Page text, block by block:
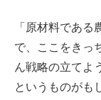
「原材料であ
で、ここをきっ
ん戦略の立てよ
というものがも